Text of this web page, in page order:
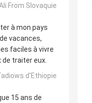
From Slovaquie
à mon pays
vacances,
faciles à vivre
traiter eux.
d'Ethiopie
15 ans de